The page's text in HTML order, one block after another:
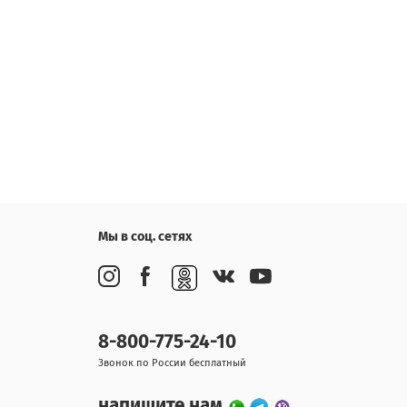
Мы в соц. сетях
8-800-775-24-10
Звонок по России бесплатный